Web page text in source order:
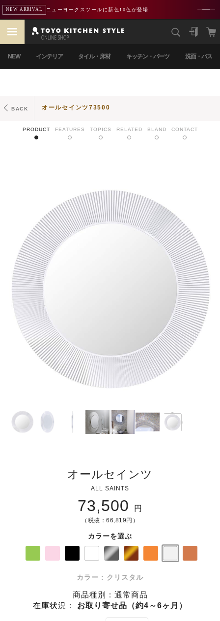
NEW ARRIVAL ニューヨークスツールに新色10色が登場
NEW インテリア タイル・床材 キッチン・パーツ 洗面・バス
BACK オールセインツ73500
PRODUCT FEATURES TOPICS RELATED BLAND CONTACT
オールセインツ
ALL SAINTS
73,500 円
（税抜：66,819円）
カラーを選ぶ
カラー : クリスタル
商品種別：通常商品
在庫状況 ： お取り寄せ品（約4～6ヶ月）